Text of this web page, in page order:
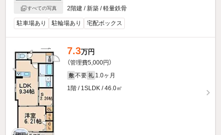
すべての写真
2階建 / 新築 / 軽量鉄骨
駐車場あり 駐輪場あり 宅配ボックス
7.3万円
（管理費5,000円）
敷 不要 礼 1.0ヶ月
1階 / 1SLDK / 46.0㎡